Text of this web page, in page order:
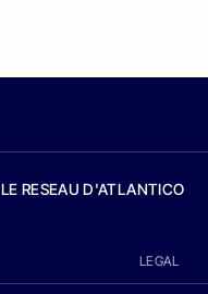
LE RESEAU D'ATLANTICO
LEGAL